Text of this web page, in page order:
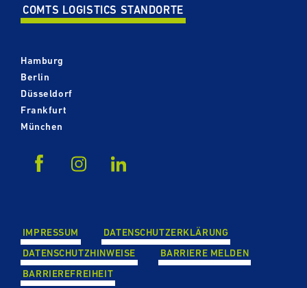
COMTS LOGISTICS STANDORTE
Hamburg
Berlin
Düsseldorf
Frankfurt
München
IMPRESSUM
DATEN­SCHUTZ­ER­KLÄ­RUNG
DATEN­SCHUTZ­HIN­WEISE
BARRIERE MELDEN
BAR­RIE­RE­FREI­HEIT